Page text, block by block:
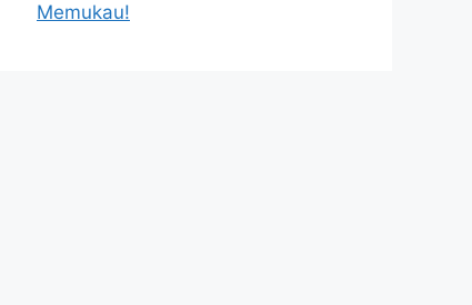
Memukau!